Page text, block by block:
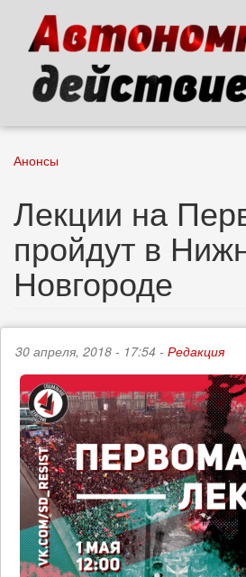
основному
содержанию
Анонсы
Лекции на
пройдут в
Новгороде
30 апреля, 2018 - 17:54 - Редакция